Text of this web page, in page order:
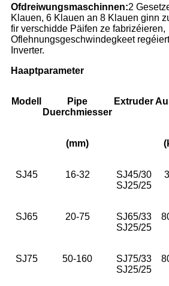
Ofdreiwungsmaschinnen:2
Klauen, 6 Klauen an 8 Klauen ginn
fir verschidde Päifen ze fabrizéieren,
Oflehnungsgeschwindegkeet
Inverter.
Haaptparameter
Modell
Pipe
Duerchmiesser
Extruder
(mm)
SJ45 16-32
SJ45/30
SJ25/25
SJ65 20-75
SJ65/33
SJ25/25
SJ75 50-160
SJ75/33
SJ25/25